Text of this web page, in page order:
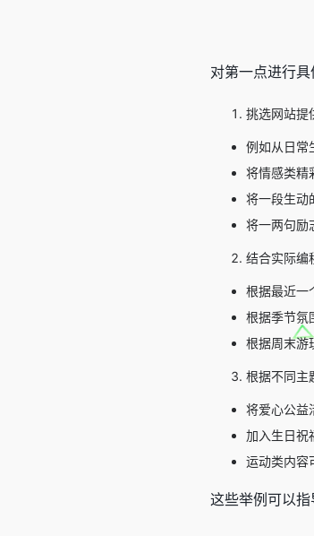
对第一点进行
挑选网站提
例如从日常
将情感类精
将一段生动
将一两句励
结合实际编
根据最近一
根据季节氛
根据周末游
根据不同主
将爱心公益
加入生日祝
运动类内容
这些举例可以指